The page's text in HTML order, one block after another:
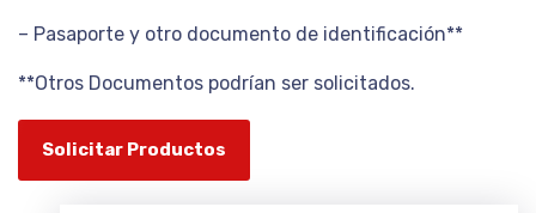
– Pasaporte y otro documento de identificación**
**Otros Documentos podrían ser solicitados.
Solicitar Productos